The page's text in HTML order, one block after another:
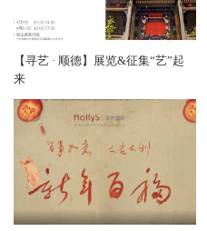
【寻艺 · 顺德】展览&征集“艺”起
来